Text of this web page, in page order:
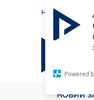
Powered
НОВИНИ
НОВИЙ